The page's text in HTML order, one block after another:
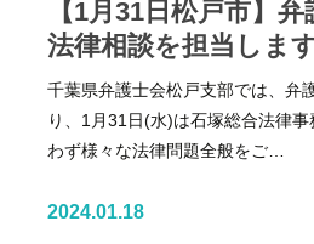
【1月31日松戸市】
法律相談を担当しま
千葉県弁護士会松戸支部では、弁
り、1月31日(水)は石塚総合法律
わず様々な法律問題全般をご…
2024.01.18